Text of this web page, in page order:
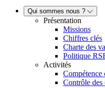
Qui sommes nous ?
Présentation
Missions
Chiffres clés
Charte des
Politique
Activités
Compétence
Contrôle des